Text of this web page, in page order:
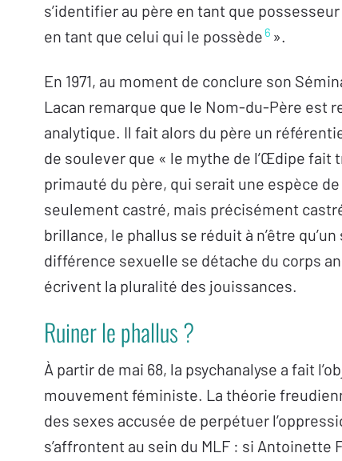
s’identifier au père en tant que
en tant que celui qui le possède 6 ».
En 1971, au moment de conclure son
Lacan remarque que le Nom-du-Père est
analytique. Il fait alors du père un
de soulever que « le mythe de l’Œdipe fait
primauté du père, qui serait une espèce
seulement castré, mais précisément
brillance, le phallus se réduit à n’être
différence sexuelle se détache du corps
écrivent la pluralité des jouissances.
Ruiner le phallus ?
À partir de mai 68, la psychanalyse a fait
mouvement féministe. La théorie
des sexes accusée de perpétuer
s’affrontent au sein du MLF : si Antoinette